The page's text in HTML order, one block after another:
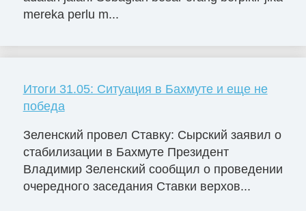
mereka perlu m...
Итоги 31.05: Ситуация в Бахмуте и еще не
победа
Зеленский провел Ставку: Сырский заявил о
стабилизации в Бахмуте Президент
Владимир Зеленский сообщил о проведении
очередного заседания Ставки верхов...